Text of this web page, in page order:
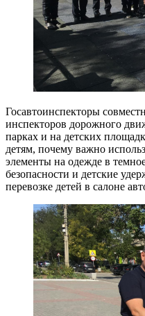
Госавтоинспекторы
инспекторов дорожного
парках и на детских
детям, почему важно
элементы на одежде в
безопасности и детские
перевозке детей в салоне